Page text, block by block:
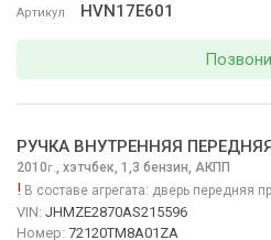
Артикул HVN17E601
РУЧКА ВНУТРЕННЯЯ
2010г., хэтчбек, 1,3 бензин, АКПП
! В составе агрегата: дверь передняя
VIN: JHMZE2870AS215596
Номер: 72120TM8A01ZA